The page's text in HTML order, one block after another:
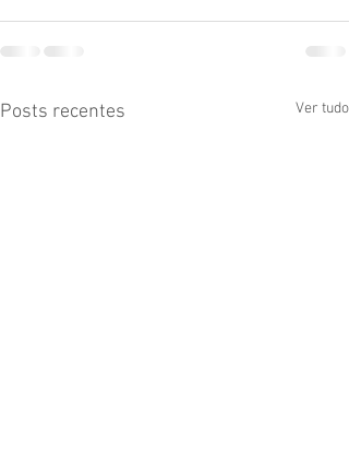
Posts recentes Ver tudo